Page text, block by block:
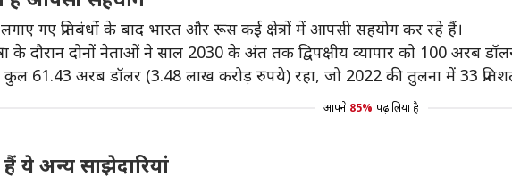
गए प्रतिबंधों के बाद भारत और रूस कई क्षेत्रों में आपसी सहयोग कर रहे हैं।
के दौरान दोनों नेताओं ने साल 2030 के अंत तक द्विपक्षीय व्यापार को 100
61.43 अरब डॉलर (3.48 लाख करोड़ रुपये) रहा, जो 2022 की तुलना में 33
आपने 85% पढ़ लिया है
अन्य साझेदारियां